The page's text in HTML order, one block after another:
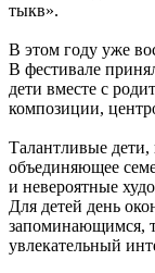
тыкв».
В этом году уже
В фестивале
дети вместе с
композиции,
Талантливые дети,
объединяющее
и невероятные
Для детей день
запоминающимся,
увлекательный